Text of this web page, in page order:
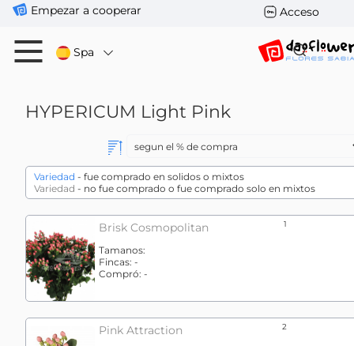
Empezar a cooperar Acceso
Spa
HYPERICUM Light Pink
Variedad - fue comprado en solidos o mixtos
Variedad - no fue comprado o fue comprado solo en mixtos
Brisk Cosmopolitan 1
Tamanos:
Fincas: -
Compró: -
Pink Attraction 2